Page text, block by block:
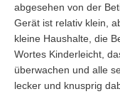
abgesehen von der
Gerät ist relativ klein,
kleine Haushalte, die
Wortes Kinderleicht,
überwachen und alle
lecker und knusprig